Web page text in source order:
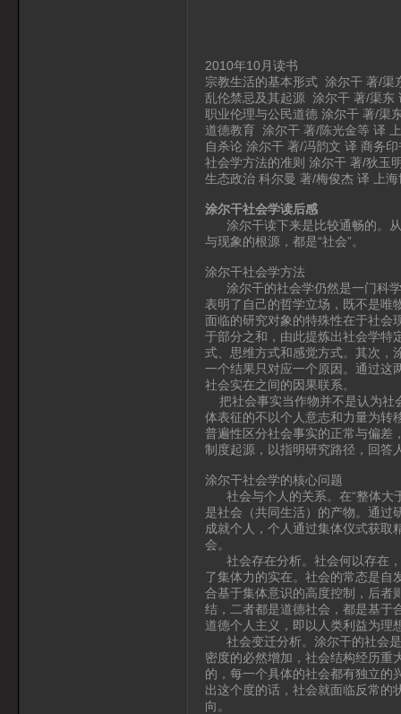
2010年10月读书
宗教生活的基本形式 涂尔干 著/渠
乱伦禁忌及其起源 涂尔干 著/渠东
职业伦理与公民道德 涂尔干 著/渠
道德教育 涂尔干 著/陈光金等 译
自杀论 涂尔干 著/冯韵文 译 商务
社会学方法的准则 涂尔干 著/狄玉
生态政治 科尔曼 著/梅俊杰 译 上
涂尔干社会学读后感
涂尔干读下来是比较通畅的。从
与现象的根源，都是“社会”。
涂尔干社会学方法
涂尔干的社会学仍然是一门科学
表明了自己的哲学立场，既不是唯
面临的研究对象的特殊性在于社会
于部分之和，由此提炼出社会学
式、思维方式和感觉方式。其次，
一个结果只对应一个原因。通过这
社会实在之间的因果联系。
把社会事实当作物并不是认为社
体表征的不以个人意志和力量为转
普遍性区分社会事实的正常与偏差
制度起源，以指明研究路径，回答
涂尔干社会学的核心问题
社会与个人的关系。在“整体大
是社会（共同生活）的产物。通过
成就个人，个人通过集体仪式获取
会。
社会存在分析。社会何以存在，
了集体力的实在。社会的常态是自
合基于集体意识的高度控制，后者
结，二者都是道德社会，都是基于
道德个人主义，即以人类利益为理
社会变迁分析。涂尔干的社会是
密度的必然增加，社会结构经历重
的，每一个具体的社会都有独立的
出这个度的话，社会就面临反常的
向。